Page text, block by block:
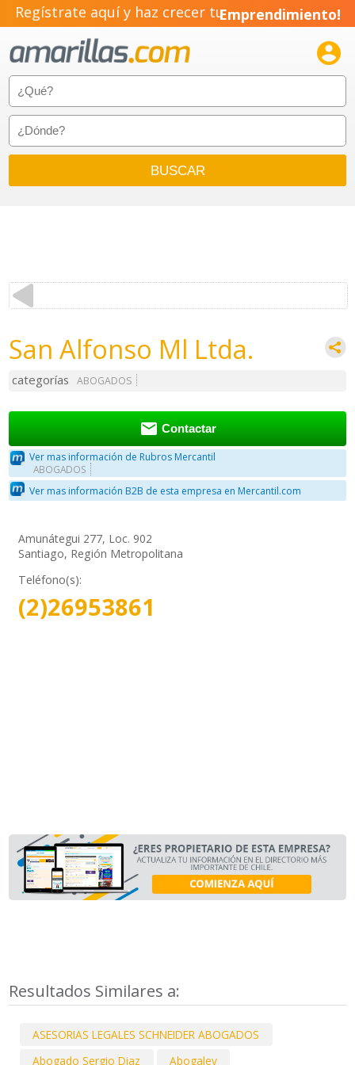
Regístrate aquí y haz crecer tuEmprendimiento!

San Alfonso Ml Ltda.
categorías ABOGADOS
 Contactar
Ver mas información de Rubros Mercantil
ABOGADOS
Ver mas información B2B de esta empresa en Mercantil.com
Amunátegui 277, Loc. 902
Santiago, Región Metropolitana
Teléfono(s):
(2)26953861
Resultados Similares a:
ASESORIAS LEGALES SCHNEIDER ABOGADOS
Abogado Sergio Diaz
Abogaley